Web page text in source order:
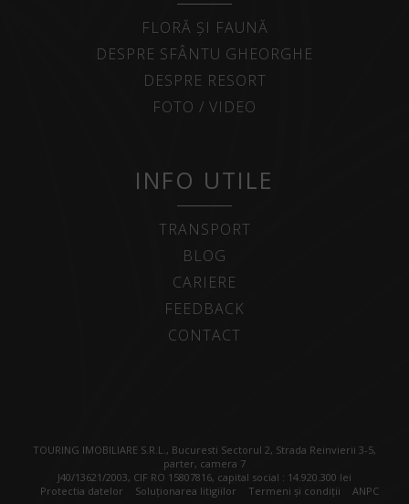
FLORĂ ȘI FAUNĂ
DESPRE SFÂNTU GHEORGHE
DESPRE RESORT
FOTO / VIDEO
INFO UTILE
TRANSPORT
BLOG
CARIERE
FEEDBACK
CONTACT
TOURING IMOBILIARE S.R.L., Bucuresti Sectorul 2, Strada Reinvierii 3-5,
parter, camera 7
J40/13621/2003, CIF RO 15807816, capital social : 14.920.300 lei
Protectia datelor
Soluționarea litigiilor Termeni și condiții ANPC